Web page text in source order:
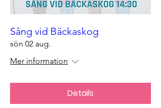
Sång vid Bäckaskog
sön 02 aug.
Mer information
Details